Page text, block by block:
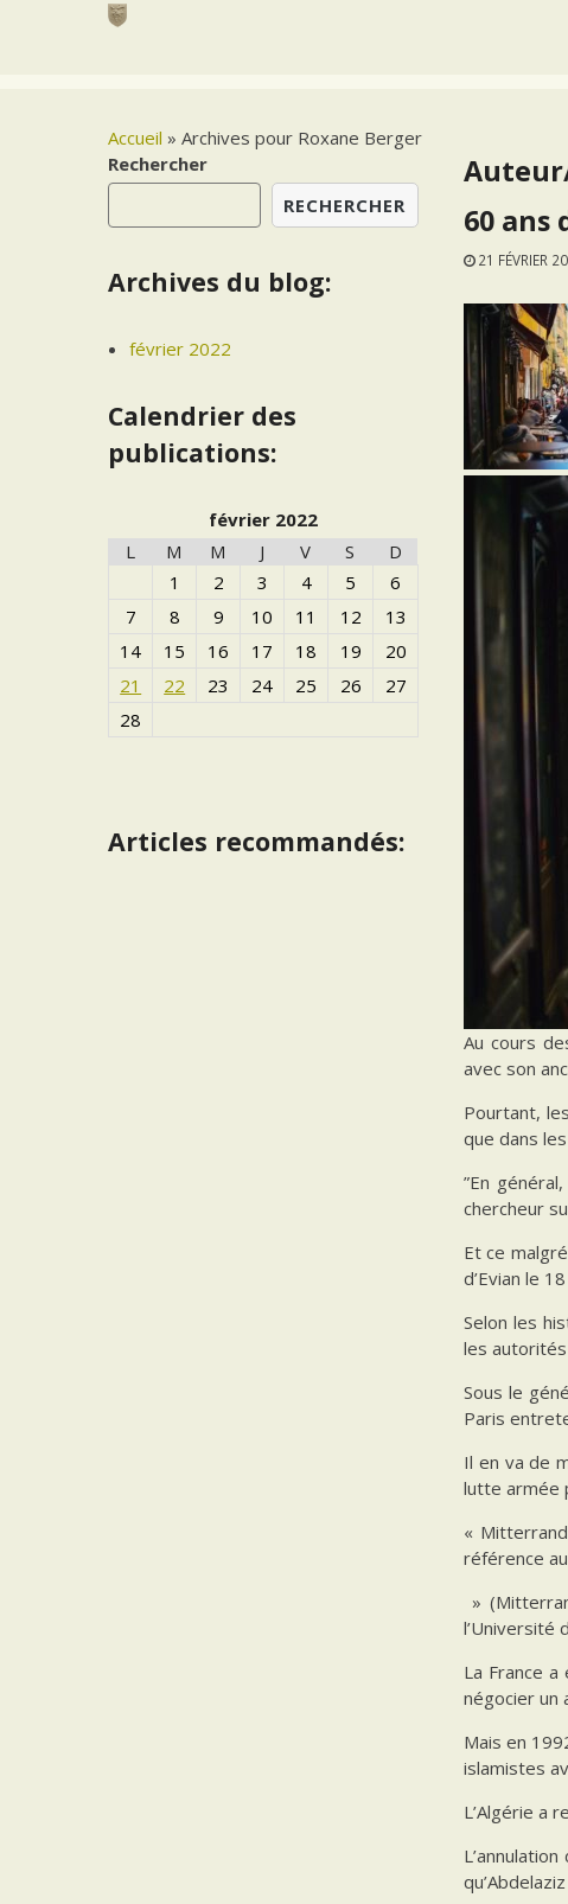
Accueil »Archives pour Roxane Berger
60 ans
21 FÉVRIER
Au cours
avec son
Pourtant,
que dans
”En
chercheur
Et ce
d’Evian le
Selon les
les
Sous le
Paris
Il en va de
lutte armée
«
référence
»
l’Université
La France
négocier un
Mais en
islamistes
L’Algérie a
Rechercher
RECHERCHER
Archives du blog:
février 2022
Calendrier des
publications:
février 2022
L
M M J V S
D
1
2 3 4 5
6
7
8 9 10 11 12
13
14
15 16 17 18 19
20
21
22 23 24 25 26
27
28
Articles recommandés: